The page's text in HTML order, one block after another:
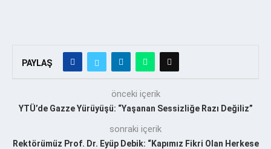
PAYLAŞ
önceki içerik
YTÜ’de Gazze Yürüyüşü: “Yaşanan Sessizliğe Razı Değiliz”
sonraki içerik
Rektörümüz Prof. Dr. Eyüp Debik: “Kapımız Fikri Olan Herkese